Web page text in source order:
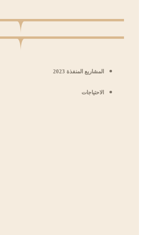
المشاريع المنفذة 2023
الاحتياجات